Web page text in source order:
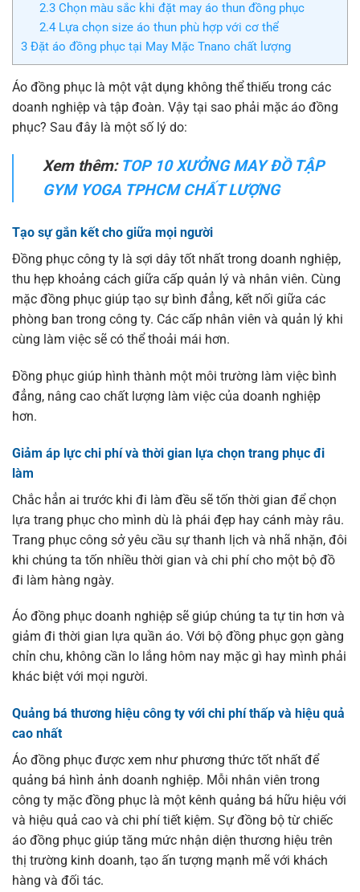
2.3Chọn màu sắc khi đặt may áo thun đồng phục
2.4Lựa chọn size áo thun phù hợp với cơ thể
3 Đặt áo đồng phục tại May Mặc Tnano chất lượng
Áo đồng phục là một vật dụng không thể thiếu trong các
doanh nghiệp và tập đoàn. Vậy tại sao phải mặc áo đồng
phục? Sau đây là một số lý do:
Xem thêm: TOP 10 XƯỞNG MAY ĐỒ TẬP
GYM YOGA TPHCM CHẤT LƯỢNG
Tạo sự gắn kết cho giữa mọi người
Đồng phục công ty là sợi dây tốt nhất trong doanh nghiệp,
thu hẹp khoảng cách giữa cấp quản lý và nhân viên. Cùng
mặc đồng phục giúp tạo sự bình đẳng, kết nối giữa các
phòng ban trong công ty. Các cấp nhân viên và quản lý khi
cùng làm việc sẽ có thể thoải mái hơn.
Đồng phục giúp hình thành một môi trường làm việc bình
đẳng, nâng cao chất lượng làm việc của doanh nghiệp
hơn.
Giảm áp lực chi phí và thời gian lựa chọn trang phục đi
làm
Chắc hẳn ai trước khi đi làm đều sẽ tốn thời gian để chọn
lựa trang phục cho mình dù là phái đẹp hay cánh mày râu.
Trang phục công sở yêu cầu sự thanh lịch và nhã nhặn, đôi
khi chúng ta tốn nhiều thời gian và chi phí cho một bộ đồ
đi làm hàng ngày.
Áo đồng phục doanh nghiệp sẽ giúp chúng ta tự tin hơn và
giảm đi thời gian lựa quần áo. Với bộ đồng phục gọn gàng
chỉn chu, không cần lo lắng hôm nay mặc gì hay mình phải
khác biệt với mọi người.
Quảng bá thương hiệu công ty với chi phí thấp và hiệu quả
cao nhất
Áo đồng phục được xem như phương thức tốt nhất để
quảng bá hình ảnh doanh nghiệp. Mỗi nhân viên trong
công ty mặc đồng phục là một kênh quảng bá hữu hiệu với
và hiệu quả cao và chi phí tiết kiệm. Sự đồng bộ từ chiếc
áo đồng phục giúp tăng mức nhận diện thương hiệu trên
thị trường kinh doanh, tạo ấn tượng mạnh mẽ với khách
hàng và đối tác.